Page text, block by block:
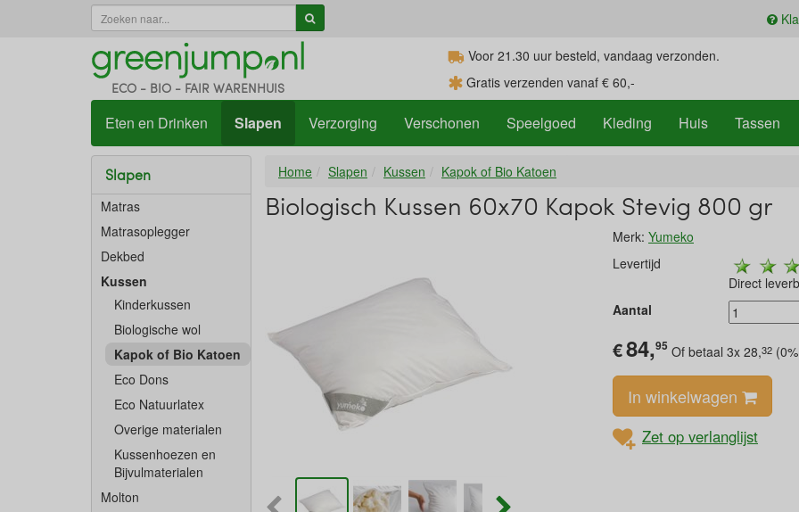
ECO - BIO - FAIR WARENHUIS
Voor 21.30 uur besteld, vandaag verzonden.
Gratis verzenden vanaf € 60,-
Eten en Drinken Slapen Verzorging Verschonen Speelgoed Kleding Huis Tassen
Slapen
Matras
Matrasoplegger
Dekbed
Kussen
Kinderkussen
Biologische wol
Kapok of Bio Katoen
Eco Dons
Eco Natuurlatex
Overige materialen
Kussenhoezen en
Bijvulmaterialen
Molton
Home Slapen Kussen Kapok of Bio Katoen
Biologisch Kussen 60x70 Kapok Stevig 800 gr
Merk: Yumeko
Levertijd
Direct
Aantal
€84,95 Of betaal 3x 28,32
In winkelwagen
Zet op verlanglijst